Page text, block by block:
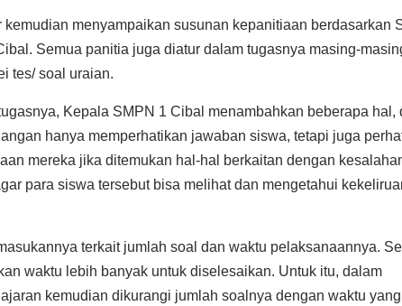
menyampaikan susunan kepanitiaan berdasarkan
Semua panitia juga diatur dalam tugasnya masing-
tes/ soal uraian.
Kepala SMPN 1 Cibal menambahkan beberapa hal,
hanya memperhatikan jawaban siswa, tetapi juga
mereka jika ditemukan hal-hal berkaitan dengan
para siswa tersebut bisa melihat dan mengetahui
terkait jumlah soal dan waktu pelaksanaannya.
waktu lebih banyak untuk diselesaikan. Untuk itu, dalam
kemudian dikurangi jumlah soalnya dengan waktu